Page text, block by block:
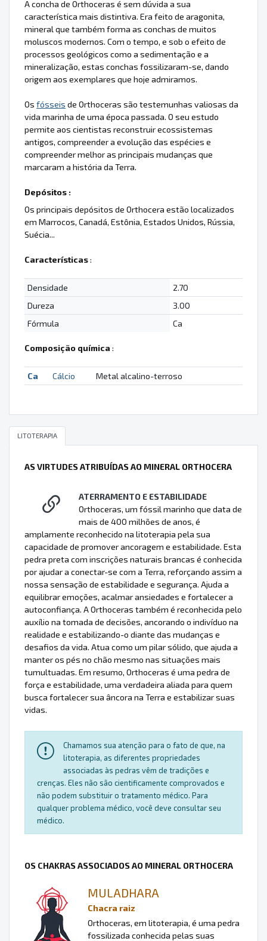
A concha de Orthoceras é sem dúvida a sua
característica mais distintiva. Era feito de aragonita,
mineral que também forma as conchas de muitos
moluscos modernos. Com o tempo, e sob o efeito de
processos geológicos como a sedimentação e a
mineralização, estas conchas fossilizaram-se, dando
origem aos exemplares que hoje admiramos.
Os fósseis de Orthoceras são testemunhas valiosas da
vida marinha de uma época passada. O seu estudo
permite aos cientistas reconstruir ecossistemas
antigos, compreender a evolução das espécies e
compreender melhor as principais mudanças que
marcaram a história da Terra.
Depósitos :
Os principais depósitos de Orthocera estão localizados
em Marrocos, Canadá, Estônia, Estados Unidos, Rússia,
Suécia...
Características:
Densidade
2.70
Dureza
3.00
Fórmula
Ca
Composição química :
Ca Cálcio Metal alcalino-terroso
LITOTERAPIA
AS VIRTUDES ATRIBUÍDAS AO MINERAL ORTHOCERA
ATERRAMENTO E ESTABILIDADE
Orthoceras, um fóssil marinho que data de
mais de 400 milhões de anos, é
amplamente reconhecido na litoterapia pela sua
capacidade de promover ancoragem e estabilidade. Esta
pedra preta com inscrições naturais brancas é conhecida
por ajudar a conectar-se com a Terra, reforçando assim a
nossa sensação de estabilidade e segurança. Ajuda a
equilibrar emoções, acalmar ansiedades e fortalecer a
autoconfiança. A Orthoceras também é reconhecida pelo
auxílio na tomada de decisões, ancorando o indivíduo na
realidade e estabilizando-o diante das mudanças e
desafios da vida. Atua como um pilar sólido, que ajuda a
manter os pés no chão mesmo nas situações mais
tumultuadas. Em resumo, Orthoceras é uma pedra de
força e estabilidade, uma verdadeira aliada para quem
busca fortalecer sua âncora na Terra e estabilizar suas
vidas.
Chamamos sua atenção para o fato de que, na
litoterapia, as diferentes propriedades
associadas às pedras vêm de tradições e
crenças. Eles não são cientificamente comprovados e
não podem substituir o tratamento médico. Para
qualquer problema médico, você deve consultar seu
médico.
OS CHAKRAS ASSOCIADOS AO MINERAL ORTHOCERA
MULADHARA
Chacra raiz
Orthoceras, em litoterapia, é uma pedra
fossilizada conhecida pelas suas